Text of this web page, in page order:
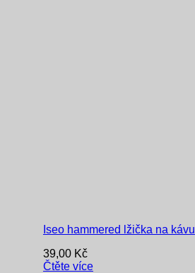
Iseo hammered lžička na kávu
39,00 Kč
Čtěte více